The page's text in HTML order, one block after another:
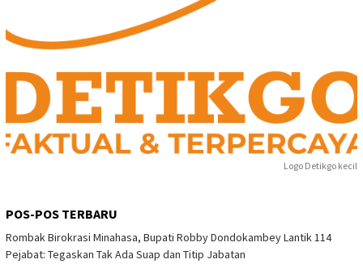
Logo Detikgo kecil
POS-POS TERBARU
Rombak Birokrasi Minahasa, Bupati Robby Dondokambey Lantik 114
Pejabat: Tegaskan Tak Ada Suap dan Titip Jabatan